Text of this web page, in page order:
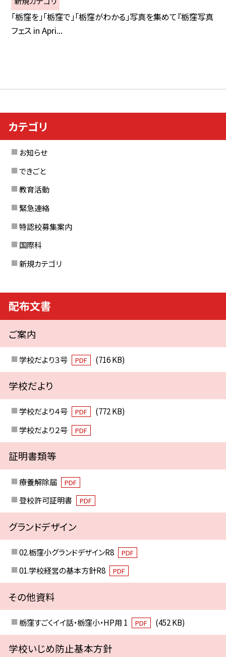
「栃窪を」「栃窪で」「栃窪がわかる」写真を集めて『栃窪写真
フェス in Apri...
カテゴリ
お知らせ
できごと
教育活動
緊急連絡
特認校募集案内
国際科
新規カテゴリ
配布文書
ご案内
学校だより３号 PDF (716 KB)
学校だより
学校だより４号 PDF
(772 KB)
学校だより２号
PDF
証明書類等
療養解除届 PDF
登校許可証明書 PDF
グランドデザイン
02.栃窪小グランドデザインR8 PDF
01.学校経営の基本方針R8 PDF
その他資料
栃窪すごくイイ話・栃窪小・HP用 1 PDF (452 KB)
学校いじめ防止基本方針